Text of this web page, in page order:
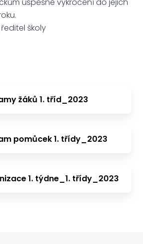
školy
žáků 1. tříd_2023
pomůcek 1. třídy_2023
1. týdne_1. třídy_2023